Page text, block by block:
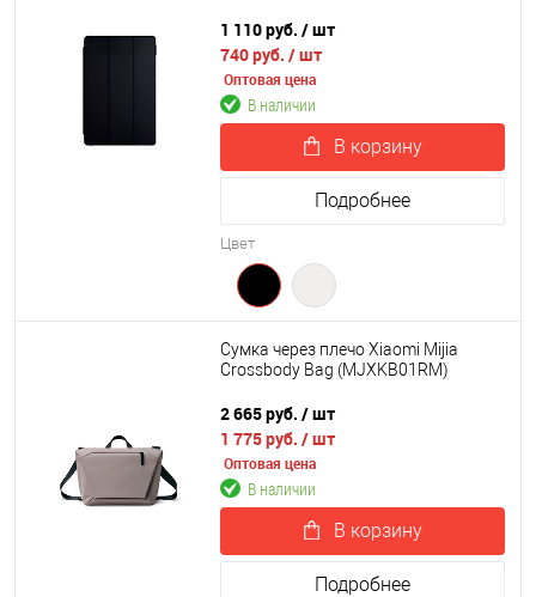
1 110 руб. / шт
740 руб. / шт
Оптовая цена
В наличии
В корзину
Подробнее
Цвет
Сумка через плечо Xiaomi Mijia
Crossbody Bag (MJXKB01RM)
2 665 руб. / шт
1 775 руб. / шт
Оптовая цена
В наличии
В корзину
Подробнее